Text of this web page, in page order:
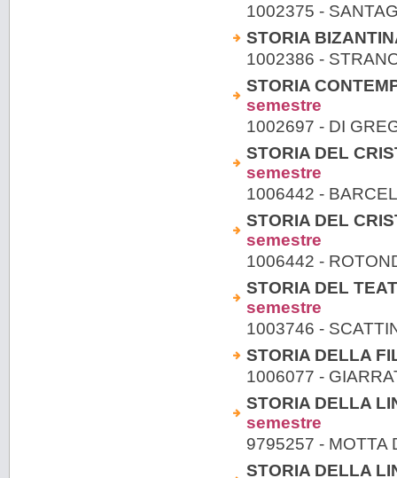
1002375 -
STORIA
1002386 -
STORIA
semestre
1002697 - DI
STORIA DEL
semestre
1006442 -
STORIA DEL
semestre
1006442 -
STORIA DEL
semestre
1003746 -
STORIA DELLA
1006077 -
STORIA DELLA
semestre
9795257 - MOTTA
STORIA DELLA